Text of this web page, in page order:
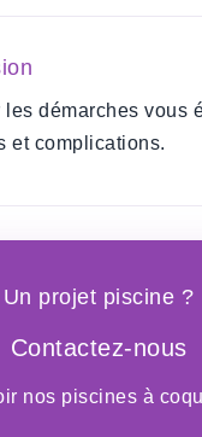
les démarches vous
et complications.
Un projet piscine ?
Contactez-nous
nos piscines à